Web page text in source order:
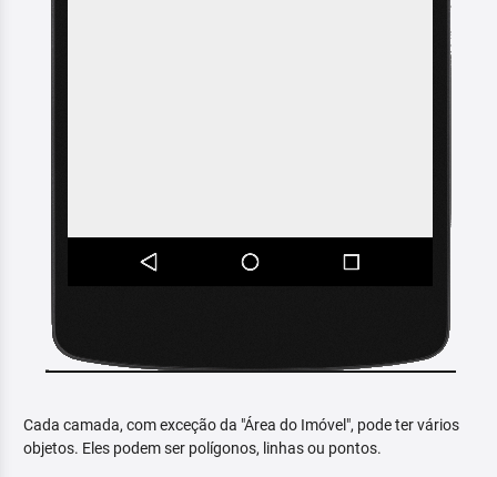
Cada camada, com exceção da "Área do Imóvel", pode ter vários
objetos. Eles podem ser polígonos, linhas ou pontos.